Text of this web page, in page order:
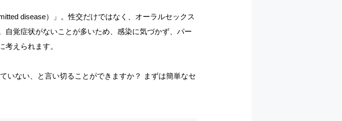
disease）」。性交だけではなく、オーラルセックス
覚症状がないことが多いため、感染に気づかず、パー
考えられます。
いない、と言い切ることができますか？ まずは簡単なセ